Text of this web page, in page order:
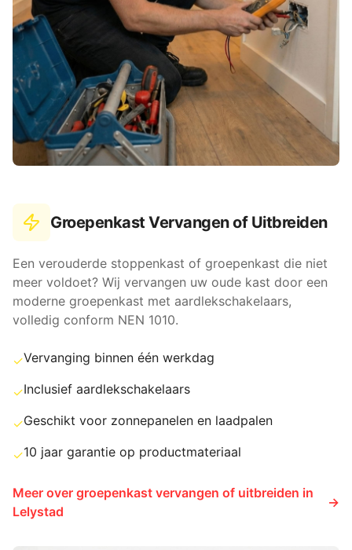
Groepenkast Vervangen of Uitbreiden
Een verouderde stoppenkast of groepenkast die niet
meer voldoet? Wij vervangen uw oude kast door een
moderne groepenkast met aardlekschakelaars,
volledig conform NEN 1010.
✓Vervanging binnen één werkdag
✓Inclusief aardlekschakelaars
✓Geschikt voor zonnepanelen en laadpalen
✓10 jaar garantie op productmateriaal
Meer over groepenkast vervangen of uitbreiden in
Lelystad
→